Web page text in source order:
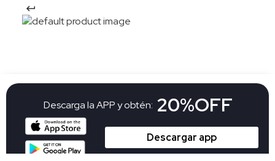
Descarga la APP y obtén: 20%OFF
Descargar app